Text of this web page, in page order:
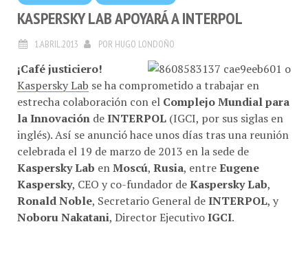
KASPERSKY LAB APOYARÁ A INTERPOL
1.ABRIL.2013 POR HUGO LONDOÑO
¡Café justiciero!
Kaspersky Lab
se ha comprometido a trabajar en
estrecha colaboración con el Complejo Mundial para
la Innovación
de INTERPOL (IGCI, por sus siglas en
inglés). Así se anunció hace unos días tras una reunión
celebrada el 19 de marzo de 2013 en la sede de
Kaspersky Lab
Moscú Rusia , entre Eugene
Kaspersky , CEO y co-fundador de Kaspersky Lab
Ronald Noble
, Secretario General de INTERPOL, y
Noboru Nakatani , Director Ejecutivo IGCI